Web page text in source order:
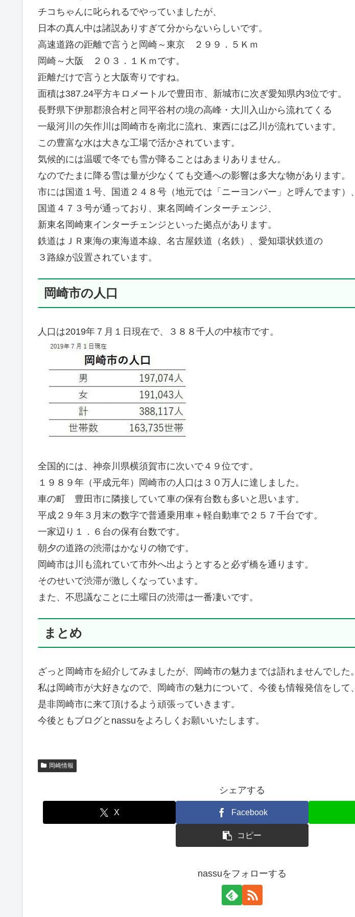
チコちゃんに叱られるでやっていましたが、
日本の真ん中は諸説ありすぎて分からないらしいです。
高速道路の距離で言うと岡崎～東京 ２９９．５Ｋｍ
岡崎～大阪 ２０３．１Ｋｍです。
距離だけで言うと大阪寄りですね。
面積は387.24平方キロメートルで豊田市、新城市に次ぎ愛知県内3位です。
長野県下伊那郡浪合村と同平谷村の境の高峰・大川入山から流れてくる
一級河川の矢作川は岡崎市を南北に流れ、東西には乙川が流れています。
この豊富な水は大きな工場で活かされています。
気候的には温暖で冬でも雪が降ることはあまりありません。
なのでたまに降る雪は量が少なくても交通への影響は多大な物があります。
市には国道１号、国道２４８号（地元では「ニーヨンパー」と呼んでます）、
国道４７３号が通っており、東名岡崎インターチェンジ、
新東名岡崎東インターチェンジといった拠点があります。
鉄道はＪＲ東海の東海道本線、名古屋鉄道（名鉄）、愛知環状鉄道の
３路線が設置されています。
岡崎市の人口
人口は2019年７月１日現在で、３８８千人の中核市です。
全国的には、神奈川県横須賀市に次いで４９位です。
１９８９年（平成元年）岡崎市の人口は３０万人に達しました。
車の町 豊田市に隣接していて車の保有台数も多いと思います。
平成２９年３月末の数字で普通乗用車＋軽自動車で２５７千台です。
一家辺り１．６台の保有台数です。
朝夕の道路の渋滞はかなりの物です。
岡崎市は川も流れていて市外へ出ようとすると必ず橋を通ります。
そのせいで渋滞が激しくなっています。
また、不思議なことに土曜日の渋滞は一番凄いです。
まとめ
ざっと岡崎市を紹介してみましたが、岡崎市の魅力までは語れませんでした。
私は岡崎市が大好きなので、岡崎市の魅力について、今後も情報発信をして、
是非岡崎市に来て頂けるよう頑張っていきます。
今後ともブログとnassuをよろしくお願いいたします。
岡崎情報
シェアする
X Facebook
コピー
nassuをフォローする